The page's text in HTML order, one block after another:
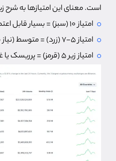
است. معنای این امتیازها به شرح
امتیاز 10 (سبز) = بسیار قابل اعتماد
امتیاز 5-7 (زرد) = متوسط (نیاز به بررسی بیشتر)
امتیاز زیر 5 (قرمز) = پرریسک یا غیرقابل اعتماد